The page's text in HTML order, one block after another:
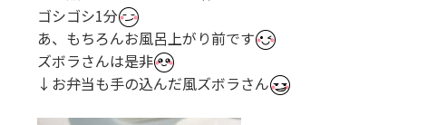
ゴシゴシ1分
あ、もちろんお風呂上がり前です
ズボラさんは是非
↓お弁当も手の込んだ風ズボラさん